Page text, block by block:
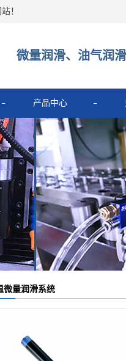
！
微量润滑、油气润
产品中心
MIC350型
微量润滑系统PMP
微量润滑系统ZO
主轴润滑系统
涡流管-冷风枪
超低温微量润滑系统
微量润滑系统
微量润滑系统